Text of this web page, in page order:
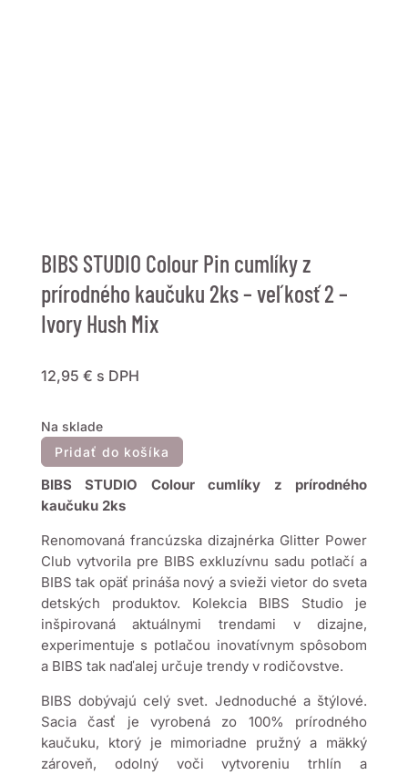
BIBS STUDIO Colour Pin cumlíky z
prírodného kaučuku 2ks – veľkosť 2 –
Ivory Hush Mix
12,95 € s DPH
Na sklade
Pridať do košíka
BIBS STUDIO
Colour cumlíky z prírodného
kaučuku 2ks
Renomovaná francúzska dizajnérka Glitter Power
Club vytvorila pre BIBS exkluzívnu sadu potlačí a
BIBS tak opäť prináša nový a svieži vietor do sveta
detských produktov. Kolekcia BIBS Studio je
inšpirovaná aktuálnymi trendami v dizajne,
experimentuje s potlačou inovatívnym spôsobom
a BIBS tak naďalej určuje trendy v rodičovstve.
BIBS dobývajú celý svet. Jednoduché a štýlové.
Sacia časť je vyrobená zo 100% prírodného
kaučuku, ktorý je mimoriadne pružný a mäkký
zároveň, odolný voči vytvoreniu trhlín a